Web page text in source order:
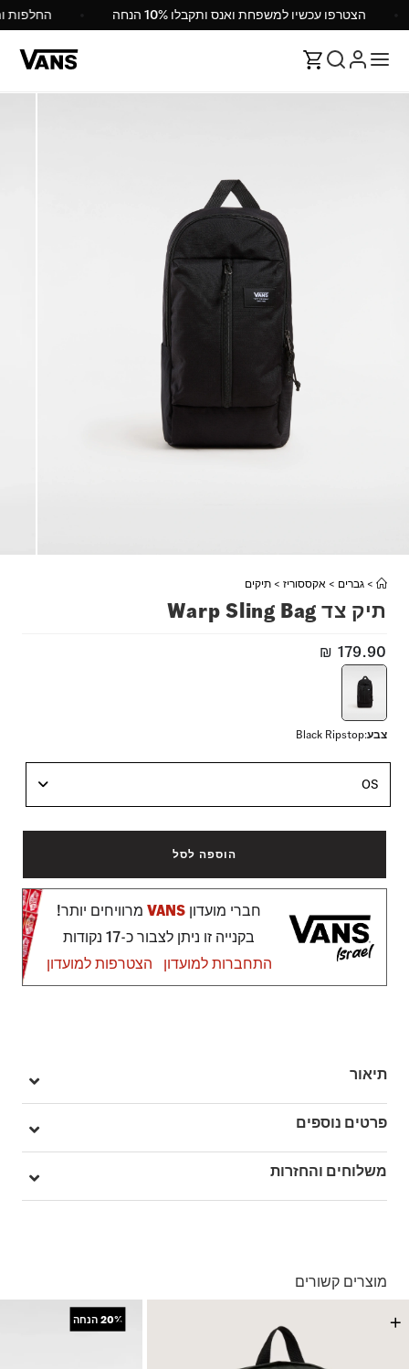
הצטרפו עכשיו למשפחת ואנס ותקבלו 10% הנחה
> גברים > אקססוריז > תיקים
תיק צד Warp Sling Bag
₪ 179.90
צבע:
Black Ripstop
OS
הוספה לסל
חברי מועדון VANSמרוויחים יותר!
בקנייה זו ניתן לצבור כ-17 נקודות
התחברות למועדון
הצטרפות למועדון
תיאור
פרטים נוספים
מק"ט: VA3I6B6ZC
משלוחים והחזרות
*ייתכנו עיכובים בעקבות עומסים
החזרות והחלפות
מוצרים קשורים
+
+
20% הנחה